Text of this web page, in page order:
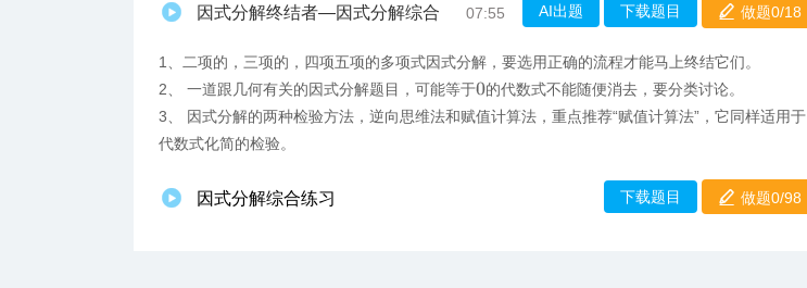
因式分解终结者—因式分解综合 07:55 AI出题 下载题目 做题0/18
1、二项的，三项的，四项五项的多项式因式分解，要选用正确的流程才能马上终结它们。
2、 一道跟几何有关的因式分解题目，可能等于0的代数式不能随便消去，要分类讨论。
3、 因式分解的两种检验方法，逆向思维法和赋值计算法，重点推荐“赋值计算法”，它同样适用于
代数式化简的检验。
因式分解综合练习 下载题目 做题0/98